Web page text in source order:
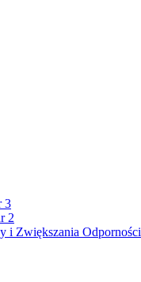
3
2
i Zwiększania Odporności